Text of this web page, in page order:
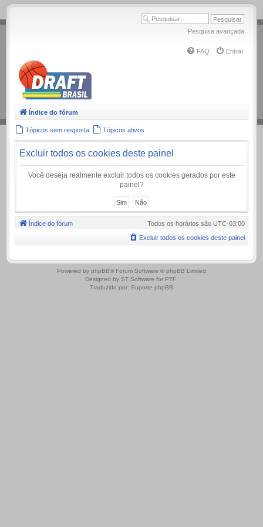
.
Pesquisa avançada
FAQ Entrar
Índice do fórum
Tópicos sem resposta Tópicos ativos
Excluir todos os cookies deste painel
Você deseja realmente excluir todos os cookies gerados por este
painel?
Índice do fórum Todos os horários são UTC-03:00
Excluir todos os cookies deste painel
.
Powered by phpBB® Forum Software © phpBB Limited
Designed by ST Software for PTF
Traduzido por: Suporte phpBB